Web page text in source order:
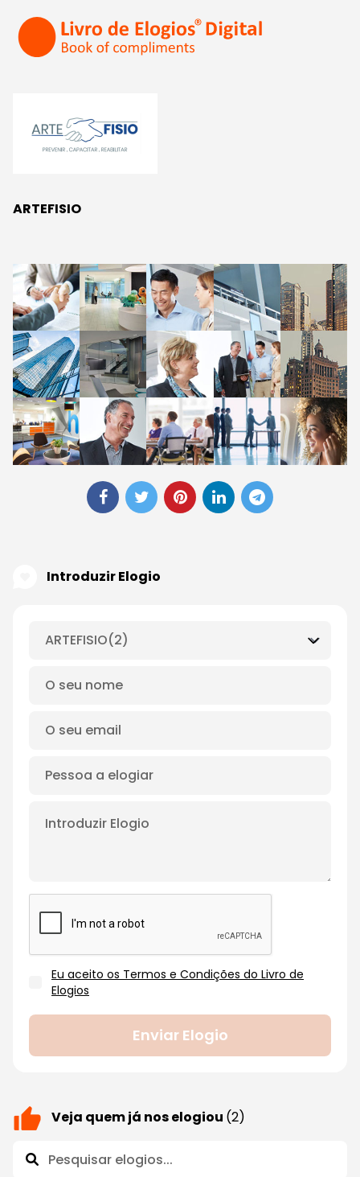
ARTEFISIO
Veja quem já nos elogiou (2)
Introduzir Elogio
Eu aceito os Termos e Condições do Livro de
Elogios
Enviar Elogio